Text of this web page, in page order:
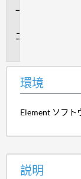
環境
Element ソフト
説明